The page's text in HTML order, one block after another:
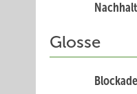
Glosse